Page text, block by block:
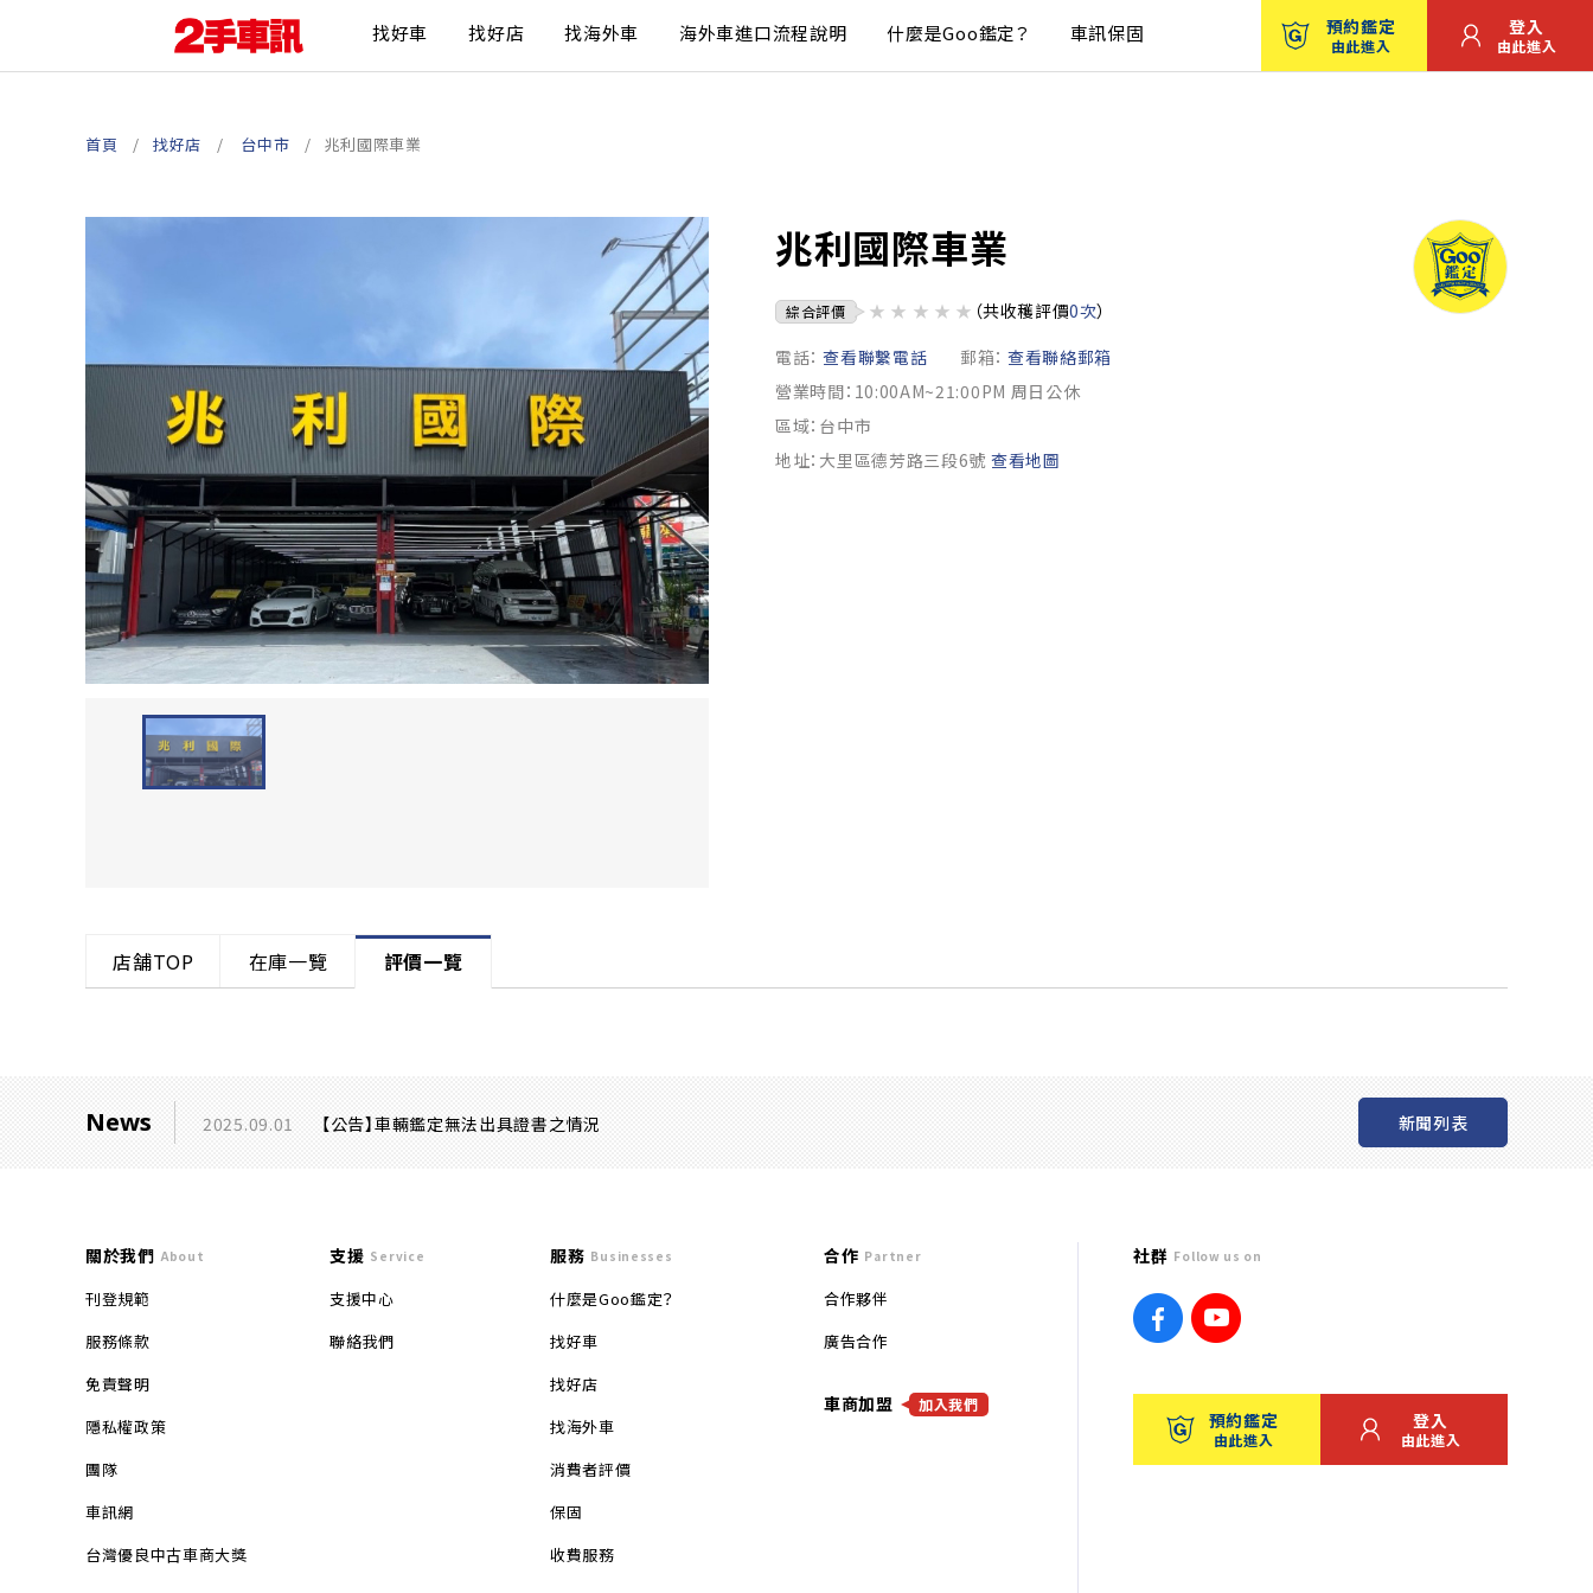
找好車 找好店 找海外車 海外車進口流程說明 什麼是Goo鑑定？ 車訊保固 預約鑑定
由此進入
登入
由此進入
首頁 找好店 台中市 兆利國際車業
兆利國際車業
綜合評價 ★ ★ ★ ★ ★ （共收穫評價0次）
電話： 查看聯繫電話 郵箱： 查看聯絡郵箱
營業時間：10:00AM~21:00PM 周日公休
區域：台中市
地址：大里區德芳路三段6號 查看地圖
店舗TOP 在庫一覽 評價一覽
News 2025.09.01 【公告】車輛鑑定無法出具證書之情況 新聞列表
關於我們 About
刊登規範
服務條款
免責聲明
隱私權政策
團隊
車訊網
台灣優良中古車商大獎
支援 Service
支援中心
聯絡我們
服務 Businesses
什麼是Goo鑑定？
找好車
找好店
找海外車
消費者評價
保固
收費服務
合作 Partner
合作夥伴
廣告合作
車商加盟 加入我們
社群 Follow us on
預約鑑定
由此進入
登入
由此進入